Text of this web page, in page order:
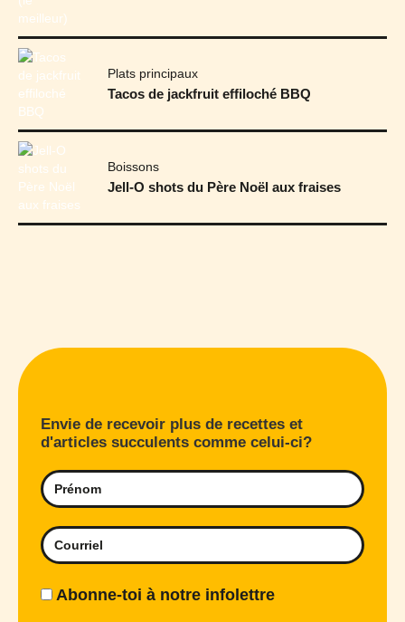
Plats principaux
Tacos de jackfruit effiloché BBQ
Boissons
Jell-O shots du Père Noël aux fraises
Envie de recevoir plus de recettes et
d'articles succulents comme celui-ci?
Abonne-toi à notre infolettre